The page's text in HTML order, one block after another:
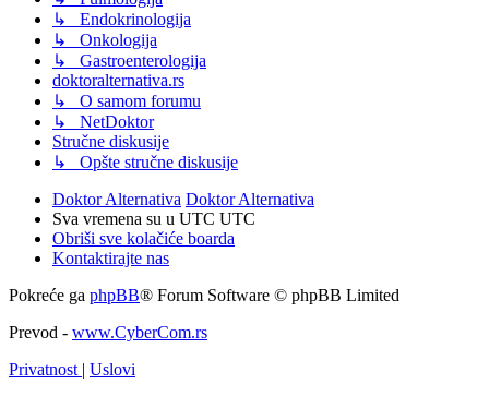
↳ Endokrinologija
↳ Onkologija
↳ Gastroenterologija
doktoralternativa.rs
↳ O samom forumu
↳ NetDoktor
Stručne diskusije
↳ Opšte stručne diskusije
Doktor Alternativa Doktor Alternativa
Sva vremena su u UTC UTC
Obriši sve kolačiće boarda
Kontaktirajte nas
Pokreće ga phpBB® Forum Software © phpBB Limited
Prevod - www.CyberCom.rs
Privatnost | Uslovi